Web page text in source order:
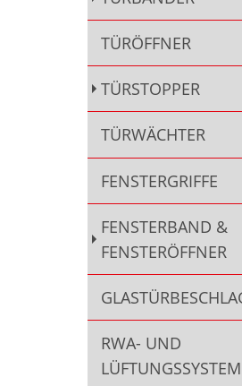
TÜRÖFFNER
TÜRSTOPPER
TÜRWÄCHTER
FENSTERGRIFFE
FENSTERBAND &
FENSTERÖFFNER
RWA- UND